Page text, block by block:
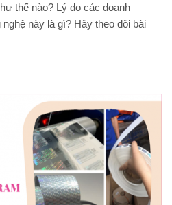
thế nào? Lý do các doanh
này là gì? Hãy theo dõi bài